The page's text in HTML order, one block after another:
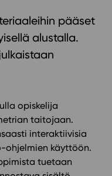
pääset
alustalla.
opiskelija
taitojaan.
interaktiivisia
ohjelmien käyttöön.
tuetaan